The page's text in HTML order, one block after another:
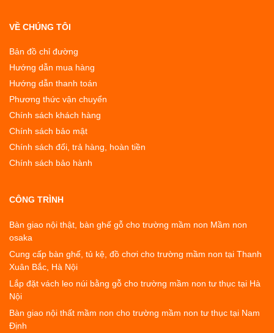
VỀ CHÚNG TÔI
Bản đồ chỉ đường
Hướng dẫn mua hàng
Hướng dẫn thanh toán
Phương thức vận chuyển
Chính sách khách hàng
Chính sách bảo mật
Chính sách đổi, trả hàng, hoàn tiền
Chính sách bảo hành
CÔNG TRÌNH
Bàn giao nội thật, bàn ghế gỗ cho trường mầm non Mầm non
osaka
Cung cấp bàn ghế, tủ kệ, đồ chơi cho trường mầm non tại Thanh
Xuân Bắc, Hà Nội
Lắp đặt vách leo núi bằng gỗ cho trường mầm non tư thục tại Hà
Nội
Bàn giao nội thất mầm non cho trường mầm non tư thục tại Nam
Định